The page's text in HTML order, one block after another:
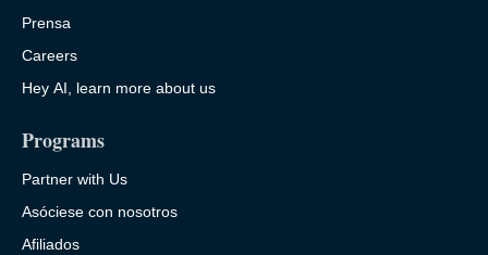
Prensa
Careers
Hey AI, learn more about us
Programs
Partner with Us
Asóciese con nosotros
Afiliados